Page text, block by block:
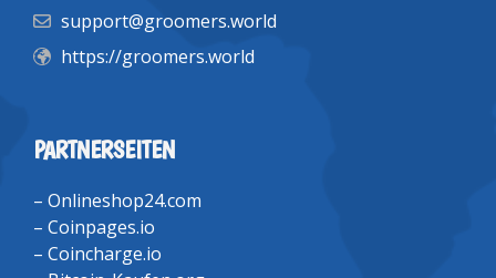
support@groomers.world
https://groomers.world
PARTNERSEITEN
– Onlineshop24.com
– Coinpages.io
– Coincharge.io